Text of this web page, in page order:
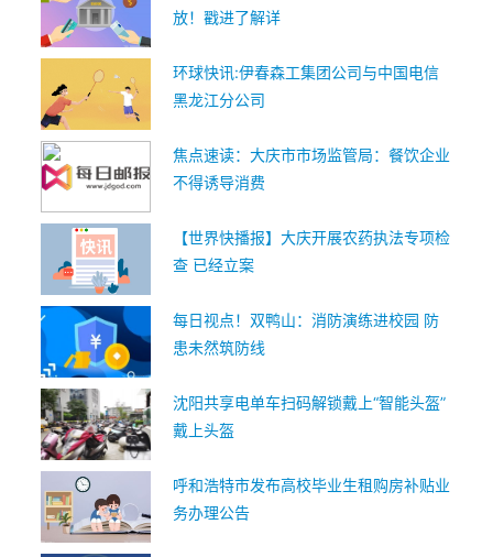
放！戳进了解详
环球快讯:伊春森工集团公司与中国电信
黑龙江分公司
焦点速读：大庆市市场监管局：餐饮企业
不得诱导消费
【世界快播报】大庆开展农药执法专项检
查 已经立案
每日视点！双鸭山：消防演练进校园 防
患未然筑防线
沈阳共享电单车扫码解锁戴上“智能头盔”
戴上头盔
呼和浩特市发布高校毕业生租购房补贴业
务办理公告